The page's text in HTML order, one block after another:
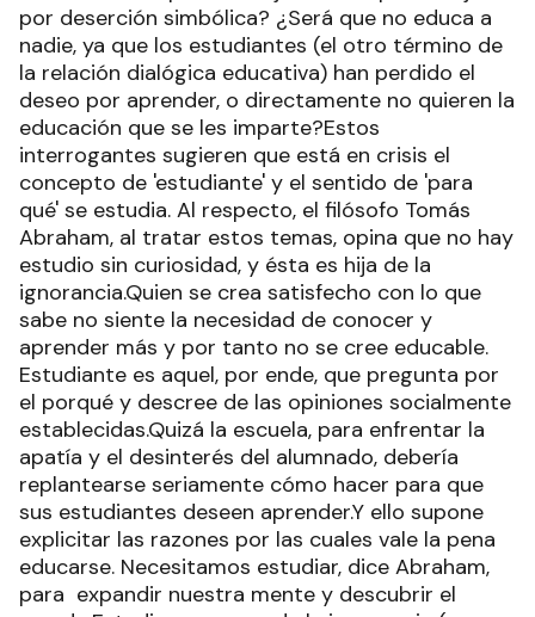
por deserción simbólica? ¿Será que no educa a
nadie, ya que los estudiantes (el otro término de
la relación dialógica educativa) han perdido el
deseo por aprender, o directamente no quieren la
educación que se les imparte?Estos
interrogantes sugieren que está en crisis el
concepto de 'estudiante' y el sentido de 'para
qué' se estudia. Al respecto, el filósofo Tomás
Abraham, al tratar estos temas, opina que no hay
estudio sin curiosidad, y ésta es hija de la
ignorancia.Quien se crea satisfecho con lo que
sabe no siente la necesidad de conocer y
aprender más y por tanto no se cree educable.
Estudiante es aquel, por ende, que pregunta por
el porqué y descree de las opiniones socialmente
establecidas.Quizá la escuela, para enfrentar la
apatía y el desinterés del alumnado, debería
replantearse seriamente cómo hacer para que
sus estudiantes deseen aprender.Y ello supone
explicitar las razones por las cuales vale la pena
educarse. Necesitamos estudiar, dice Abraham,
para expandir nuestra mente y descubrir el